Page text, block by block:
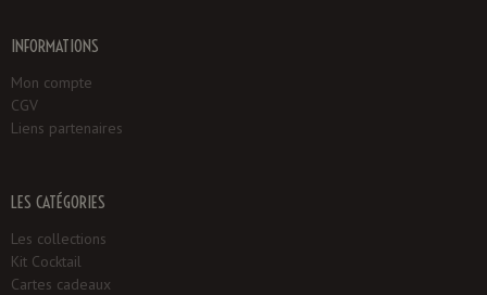
INFORMATIONS
Mon compte
CGV
Liens partenaires
LES CATÉGORIES
Les collections
Kit Cocktail
Cartes cadeaux